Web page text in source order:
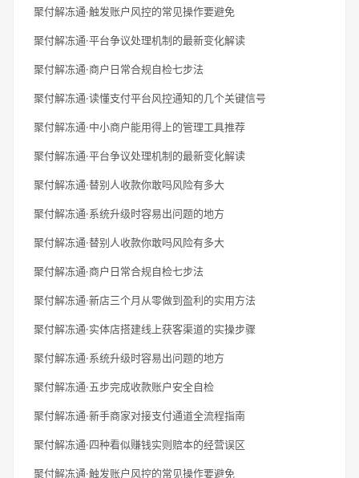
聚付解冻通·触发账户风控的常见操作要避免
聚付解冻通·平台争议处理机制的最新变化解读
聚付解冻通·商户日常合规自检七步法
聚付解冻通·读懂支付平台风控通知的几个关键信号
聚付解冻通·中小商户能用得上的管理工具推荐
聚付解冻通·平台争议处理机制的最新变化解读
聚付解冻通·替别人收款你敢吗风险有多大
聚付解冻通·系统升级时容易出问题的地方
聚付解冻通·替别人收款你敢吗风险有多大
聚付解冻通·商户日常合规自检七步法
聚付解冻通·新店三个月从零做到盈利的实用方法
聚付解冻通·实体店搭建线上获客渠道的实操步骤
聚付解冻通·系统升级时容易出问题的地方
聚付解冻通·五步完成收款账户安全自检
聚付解冻通·新手商家对接支付通道全流程指南
聚付解冻通·四种看似赚钱实则赔本的经营误区
聚付解冻通·触发账户风控的常见操作要避免